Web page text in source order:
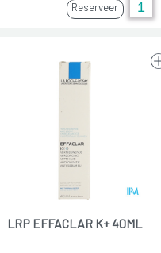
Reserveer
LRP EFFACLAR K+ 40ML